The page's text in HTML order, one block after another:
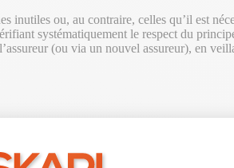
inutiles ou, au contraire, celles qu’il est
systématiquement le respect du
(ou via un nouvel assureur), en
emprunteur ?